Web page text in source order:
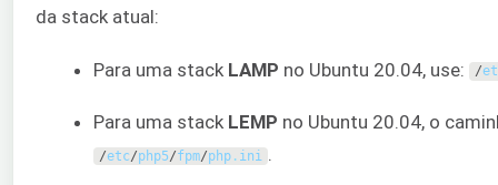
da stack atual:
Para uma stack LAMP no Ubuntu 20.04, use: /
Para uma stack LEMP no Ubuntu 20.04, o
/etc/php5/fpm/php. ini .